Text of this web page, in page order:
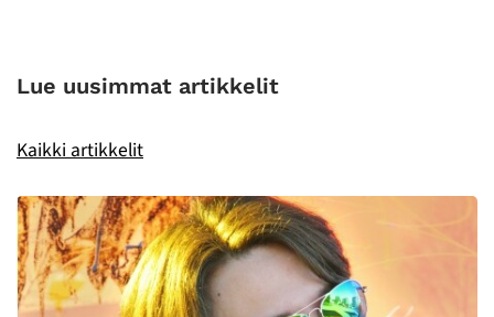
Lue uusimmat artikkelit
Kaikki artikkelit